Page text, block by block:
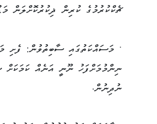
ޗެކްކުރުމުގެ ކުރިން ޛިކުރުކޮށްލަން
• މަސައްކަތުގައި ސާބިތުވުން: ފެށި
ނިންމުމަށްފަހު ނޫނީ އަނެއް ކަމަކަށް
ނުދިނުން.